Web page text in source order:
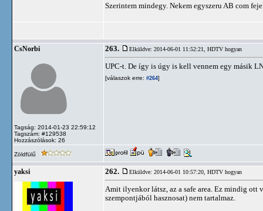
Szerintem mindegy. Nekem egyszeru AB com
CsNorbi
Tagság: 2014-01-23 22:59:12
Tagszám: #129538
Hozzászólások: 26
263. Elküldve: 2014-06-01 11:52:21, HDTV hogyan
UPC-t. De így is úgy is kell vennem egy másik
[válaszok erre: #264]
Zöldfülű
yaksi 262. Elküldve: 2014-06-01 10:57:20, HDTV hogyan
Amit ilyenkor látsz, az a safe area. Ez mindig ott
szempontjából hasznosat) nem tartalmaz.